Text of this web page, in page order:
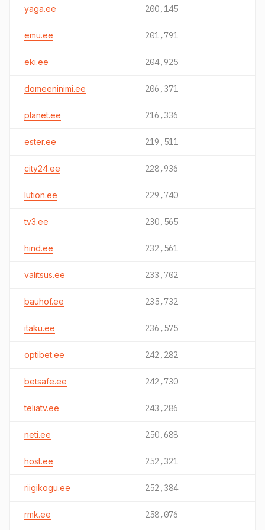
yaga.ee 200,145
emu.ee 201,791
eki.ee 204,925
domeeninimi.ee 206,371
planet.ee 216,336
ester.ee 219,511
city24.ee 228,936
lution.ee 229,740
tv3.ee 230,565
hind.ee 232,561
valitsus.ee 233,702
bauhof.ee 235,732
itaku.ee 236,575
optibet.ee 242,282
betsafe.ee 242,730
teliatv.ee 243,286
neti.ee 250,688
host.ee 252,321
riigikogu.ee 252,384
rmk.ee 258,076